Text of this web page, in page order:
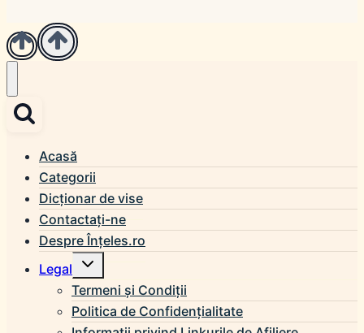
Acasă
Categorii
Dicționar de vise
Contactați-ne
Despre Înțeles.ro
Legal
Toggle
menu
Termeni și Condiții
Politica de Confidențialitate